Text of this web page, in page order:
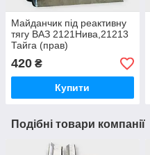
Майданчик під реактивну
тягу ВАЗ 2121Нива,21213
Тайга (прав)
420 ₴
Купити
Подібні товари компанії